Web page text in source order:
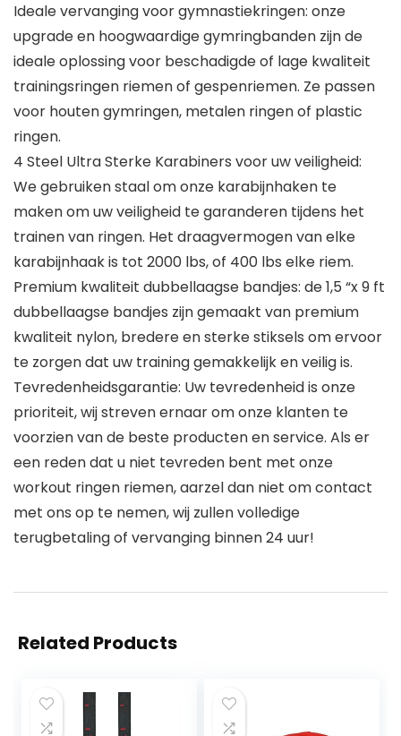
Ideale vervanging voor gymnastiekringen: onze
upgrade en hoogwaardige gymringbanden zijn de
ideale oplossing voor beschadigde of lage kwaliteit
trainingsringen riemen of gespenriemen. Ze passen
voor houten gymringen, metalen ringen of plastic
ringen.
4 Steel Ultra Sterke Karabiners voor uw veiligheid:
We gebruiken staal om onze karabijnhaken te
maken om uw veiligheid te garanderen tijdens het
trainen van ringen. Het draagvermogen van elke
karabijnhaak is tot 2000 lbs, of 400 lbs elke riem.
Premium kwaliteit dubbellaagse bandjes: de 1,5 “x 9 ft
dubbellaagse bandjes zijn gemaakt van premium
kwaliteit nylon, bredere en sterke stiksels om ervoor
te zorgen dat uw training gemakkelijk en veilig is.
Tevredenheidsgarantie: Uw tevredenheid is onze
prioriteit, wij streven ernaar om onze klanten te
voorzien van de beste producten en service. Als er
een reden dat u niet tevreden bent met onze
workout ringen riemen, aarzel dan niet om contact
met ons op te nemen, wij zullen volledige
terugbetaling of vervanging binnen 24 uur!
Related Products